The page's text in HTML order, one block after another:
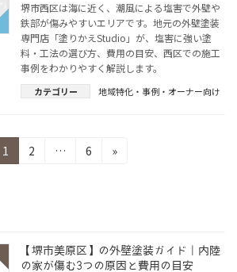
堺市西区は海に近く、潮風による塩害で外壁や
鉄部が傷みやすいエリアです。地元の外壁塗装
専門店「塗りかえStudio」が、塩害に強い塗
料・工法の選び方、費用の目安、西区での施工
事例をわかりやすく解説します。
カテゴリー 地域特化・事例・オーナー向け
固
定
1
固
2 …
固
6 »
【堺市美原区】の外壁塗装ガイド｜内陸
の家が傷む3つの原因と費用の目安